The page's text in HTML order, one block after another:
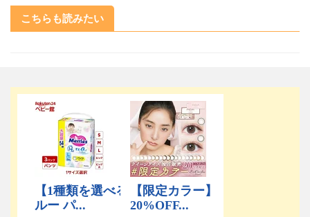
こちらも読みたい